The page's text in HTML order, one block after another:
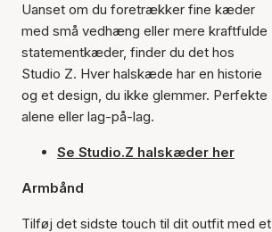
Uanset om du foretrækker fine kæder
med små vedhæng eller mere kraftfulde
statementkæder, finder du det hos
Studio Z. Hver halskæde har en historie
og et design, du ikke glemmer. Perfekte
alene eller lag-på-lag.
Se Studio.Z halskæder her
Armbånd
Tilføj det sidste touch til dit outfit med et